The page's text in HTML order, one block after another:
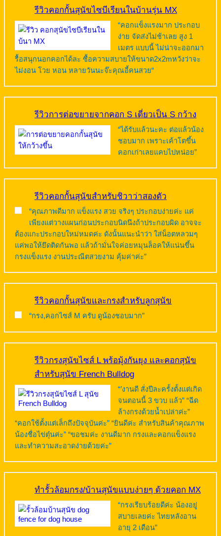
รีวิวคอกกั้นสุนัขไซบีเรียนในบ้านรุ่น MX
“คอกแข็งแรงมาก ประกอบ
ง่าย จัดส่งไม่ช้าเลย สูง 1
เมตร แบบนี้ ไม่น่าจะออกมา
รื้อสนุกนอกคอกได้ละ ซื้อความสบายให้ขนาด2x2mหวังว่าจะ
ไม่งอน โวย หอน หลายวันนะจ๊ะคุณอี้คนสวย“
รีวิวการต่อขยายจากคอก S เดี่ยวเป็น S กว้าง
“ได้รับแล้วนะคะ ต่อแล้วน้อง
ชอบมาก เพราะเค้าโตขึ้น
คอกเก่าเลยแคบไปหน่อย”
รีวิวคอกกั้นสุนัขสำหรับชิวาว่าสองตัว
“คุณภาพดีมาก แข็งแรง สวย จริงๆ ประกอบง่ายค่ะ แค่
เพียงแต่วางแผนก่อนประกอบนิดนึงถ้าประกอบผิด อาจจะ
ต้องแกะประกอบใหม่หมดค่ะ ดังนั้นแนะนำว่า ใส่น็อตหลวมๆ
แค่พอให้ยึดติดกันพอ แล้วถ้ามั่นใจค่อยหมุนล็อคให้แน่นขึ้น
กรงแข็งแรง งานประณีตสวยงาม คุ้มค่าค่ะ”
รีวิวคอกกั้นสุนัขและกรงสำหรับลูกสุนัข
“กรง,คอกไซส์ M ครับ ดูน้องชอบมาก”
รีวิวกรงสุนัขไซส์ L พร้อมุ้งกันยุง และคอกสุนัข
สำหรับสุนัข French Bulldog
“’งานดี สั่งปีละครั้งตั้งแต่เกิด
จนตอนนี้ 3 ขวบ แล้ว” “ฉีด
ล้างกรงด้วยน้ำเปล่าค่ะ”
“คอกใช้ตั้งแต่เล็กถึงปัจจุบันค่ะ” “ยินดีค่ะ สำหรับสินค้าคุณภาพ
น้องชื่อไข่ตุ๋นค่ะ” “ขอชมค่ะ งานดีมาก กรงและคอกแข็งแรง
และทำความสะอาดง่ายด้วยค่ะ”
ทำรั้วล้อมกรง/บ้านสุนัขแบบง่ายๆ ด้วยคอก MX
“กรงเรียบร้อยดีค่ะ น้องอยู่
สบายเลยค่ะ ไทยหลังอาน
อายุ 2 เดือน”